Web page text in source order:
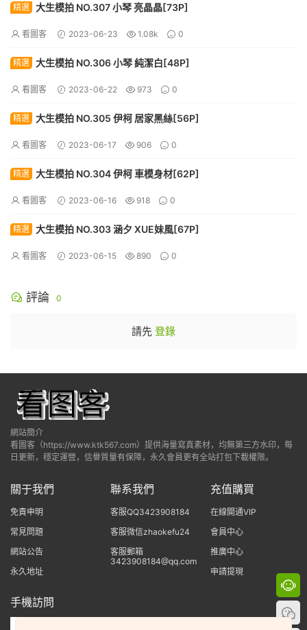
精選 大生模拍 NO.307 小琴 亮晶晶[73P]
看圖客 2023-06-23 1.08k 0
精選 大生模拍 NO.306 小琴 純潔白[48P]
看圖客 2023-06-22 973 0
精選 大生模拍 NO.305 伊柯 居家黑絲[56P]
看圖客 2023-06-17 906 0
精選 大生模拍 NO.304 伊柯 車模身材[62P]
看圖客 2023-06-16 918 0
精選 大生模拍 NO.303 涵夕 XUE妹風[67P]
看圖客 2023-06-15 890 0
評論 0
請先 登錄
網站簡介
看圖客（https://www.ktk567.com）提供海量寫真素材，均無第三方水印，每
日更新，穩定運營，信譽質量有保障，永久會員更有全站打包下載權限。
關于我們
免責申明
常見問題
網站公告
永久地址
聯系我們
客服QQ3423908184
客服微信zhaokefu24
客服郵箱
3423908184@qq.com
充值購買
在線開通VIP
會員中心
推廣中心
申請提現
手機訪問